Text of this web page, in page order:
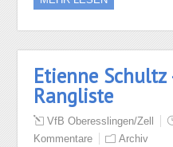
Etienne Schultz
Rangliste
VfB Oberesslingen/Zell
Kommentare
Archiv